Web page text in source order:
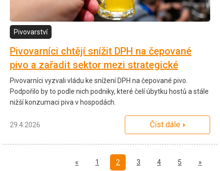
Pivovarství
Pivovarníci chtějí snížit DPH na čepované
pivo a zařadit sektor mezi strategické
Pivovarníci vyzvali vládu ke snížení DPH na čepované pivo.
Podpořilo by to podle nich podniky, které čelí úbytku hostů a stále
nižší konzumaci piva v hospodách.
29.4.2026 Číst dále
« Předchozí
1 2 3 4 5 »